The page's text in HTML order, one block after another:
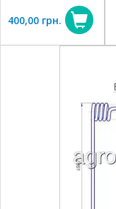
400,00 грн.